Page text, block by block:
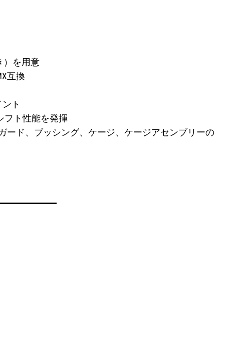
）を用意
互換
ト
フト性能を発揮
ード、ブッシング、ケージ、ケージアセンブリーの